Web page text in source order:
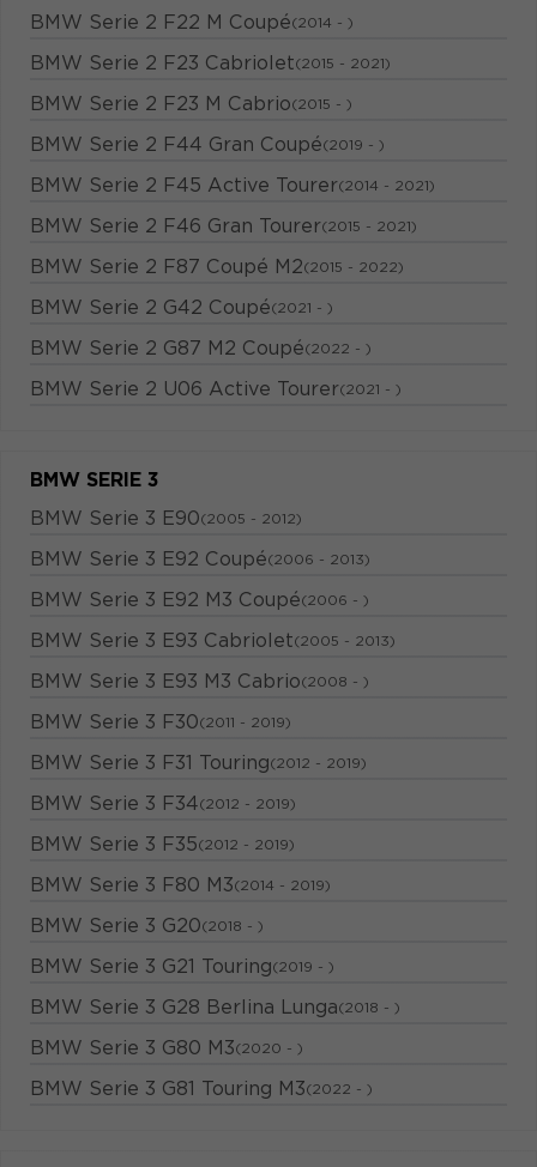
BMW Serie 2 F22 M Coupé(2014 - )
BMW Serie 2 F23 Cabriolet(2015 - 2021)
BMW Serie 2 F23 M Cabrio(2015 - )
BMW Serie 2 F44 Gran Coupé(2019 - )
BMW Serie 2 F45 Active Tourer(2014 - 2021)
BMW Serie 2 F46 Gran Tourer(2015 - 2021)
BMW Serie 2 F87 Coupé M2(2015 - 2022)
BMW Serie 2 G42 Coupé(2021 - )
BMW Serie 2 G87 M2 Coupé(2022 - )
BMW Serie 2 U06 Active Tourer(2021 - )
BMW SERIE 3
BMW Serie 3 E90(2005 - 2012)
BMW Serie 3 E92 Coupé(2006 - 2013)
BMW Serie 3 E92 M3 Coupé(2006 - )
BMW Serie 3 E93 Cabriolet(2005 - 2013)
BMW Serie 3 E93 M3 Cabrio(2008 - )
BMW Serie 3 F30(2011 - 2019)
BMW Serie 3 F31 Touring(2012 - 2019)
BMW Serie 3 F34(2012 - 2019)
BMW Serie 3 F35(2012 - 2019)
BMW Serie 3 F80 M3(2014 - 2019)
BMW Serie 3 G20(2018 - )
BMW Serie 3 G21 Touring(2019 - )
BMW Serie 3 G28 Berlina Lunga(2018 - )
BMW Serie 3 G80 M3(2020 - )
BMW Serie 3 G81 Touring M3(2022 - )